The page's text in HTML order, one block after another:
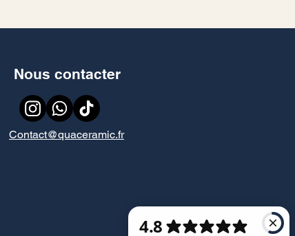
Nous contacter
Contact@quaceramic.fr